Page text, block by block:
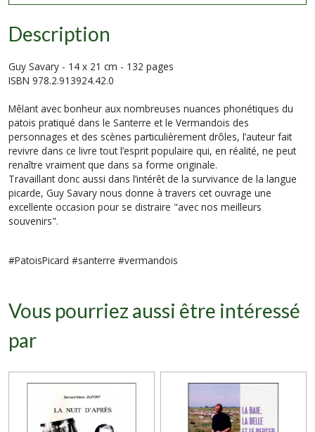
Description
Guy Savary - 14 x 21 cm - 132 pages
ISBN 978.2.913924.42.0
Mêlant avec bonheur aux nombreuses nuances phonétiques du
patois pratiqué dans le Santerre et le Vermandois des
personnages et des scènes particulièrement drôles, l’auteur fait
revivre dans ce livre tout l’esprit populaire qui, en réalité, ne peut
renaître vraiment que dans sa forme originale.
Travaillant donc aussi dans l’intérêt de la survivance de la langue
picarde, Guy Savary nous donne à travers cet ouvrage une
excellente occasion pour se distraire "avec nos meilleurs
souvenirs".
#PatoisPicard #santerre #vermandois
Vous pourriez aussi être intéressé
par